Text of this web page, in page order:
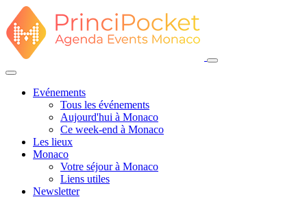
Evénements
Tous les événements
Aujourd'hui à Monaco
Ce week-end à Monaco
Les lieux
Monaco
Votre séjour à Monaco
Liens utiles
Newsletter